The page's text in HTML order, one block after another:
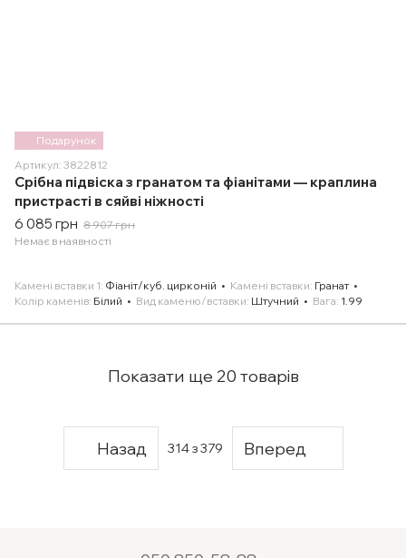
Подарунок
Артикул: 3822812
Срібна підвіска з гранатом та фіанітами — краплина
пристрасті в сяйві ніжності
6 085 грн 8 907 грн
Немає в наявності
Камені вставки 1 Фіаніт/куб. цирконій Камені вставки Гранат
Колір каменів Білий Вид каменю/вставки Штучний Вага 1.99
Показати ще 20 товарів
Назад 314з 379 Вперед